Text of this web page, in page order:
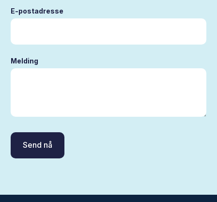
E-postadresse
Melding